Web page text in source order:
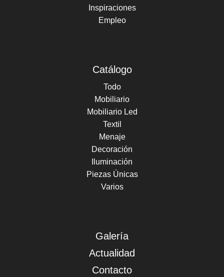
Inspiraciones
Empleo
Catálogo
Todo
Mobiliario
Mobiliario Led
Textil
Menaje
Decoración
Iluminación
Piezas Únicas
Varios
Galería
Actualidad
Contacto